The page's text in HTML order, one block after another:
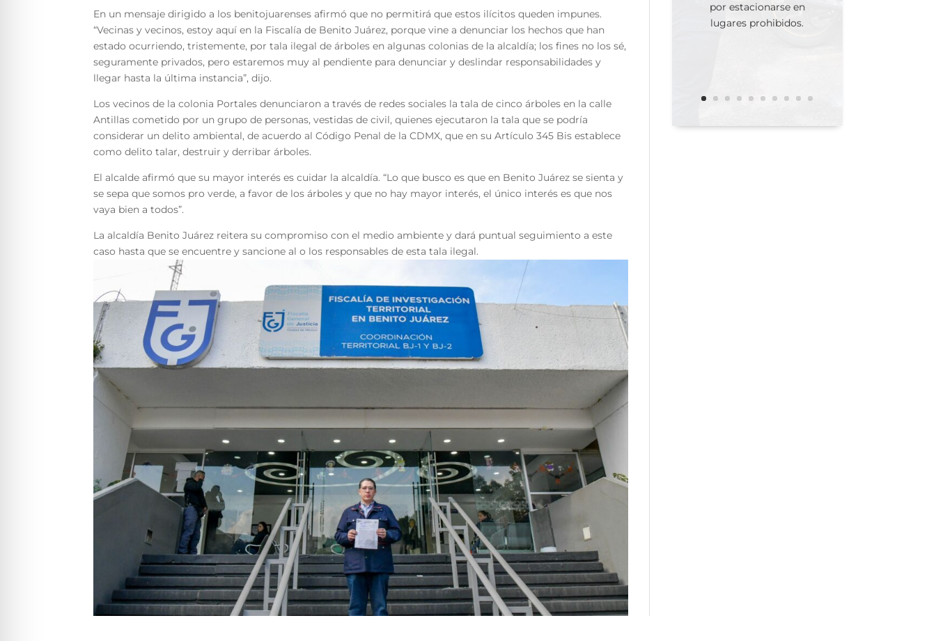
En un mensaje dirigido a los benitojuarenses afirmó que no permitirá que estos ilícitos queden impunes.
“Vecinas y vecinos, estoy aquí en la Fiscalía de Benito Juárez, porque vine a denunciar los hechos que han
estado ocurriendo, tristemente, por tala ilegal de árboles en algunas colonias de la alcaldía; los fines no los sé,
seguramente privados, pero estaremos muy al pendiente para denunciar y deslindar responsabilidades y
llegar hasta la última instancia”, dijo.
Los vecinos de la colonia Portales denunciaron a través de redes sociales la tala de cinco árboles en la calle
Antillas cometido por un grupo de personas, vestidas de civil, quienes ejecutaron la tala que se podría
considerar un delito ambiental, de acuerdo al Código Penal de la CDMX, que en su Artículo 345 Bis establece
como delito talar, destruir y derribar árboles.
El alcalde afirmó que su mayor interés es cuidar la alcaldía. “Lo que busco es que en Benito Juárez se sienta y
se sepa que somos pro verde, a favor de los árboles y que no hay mayor interés, el único interés es que nos
vaya bien a todos”.
La alcaldía Benito Juárez reitera su compromiso con el medio ambiente y dará puntual seguimiento a este
caso hasta que se encuentre y sancione al o los responsables de esta tala ilegal.
por estacionarse en
lugares prohibidos.